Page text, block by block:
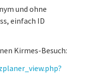
und ohne
einfach ID
Kirmes-Besuch: